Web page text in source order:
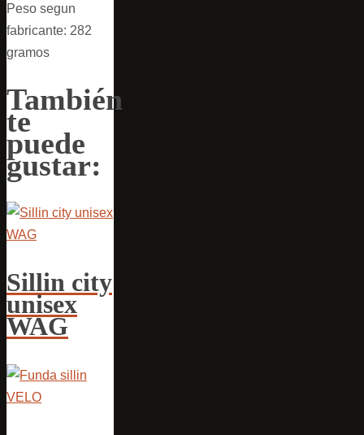
Peso segun
fabricante: 282
gramos
También
te
puede
gustar:
Sillin city
unisex
WAG